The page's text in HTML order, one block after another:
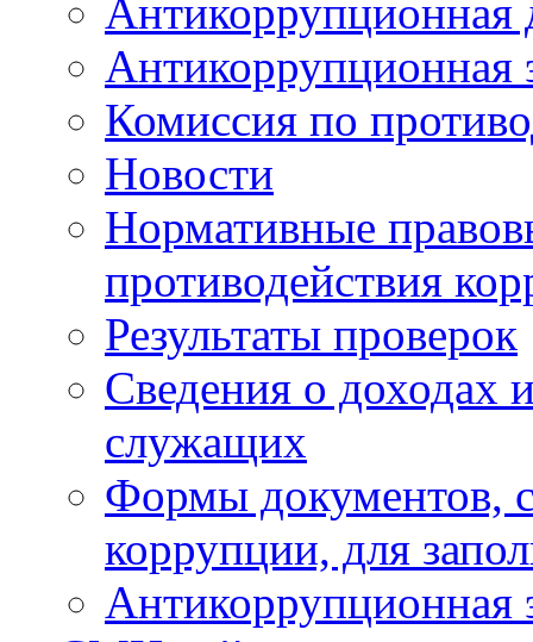
Антикоррупционная
Антикоррупционная
Комиссия по
Новости
Нормативные
противодействия
Результаты проверок
Сведения о доходах
служащих
Формы документов,
коррупции, для
Антикоррупционная